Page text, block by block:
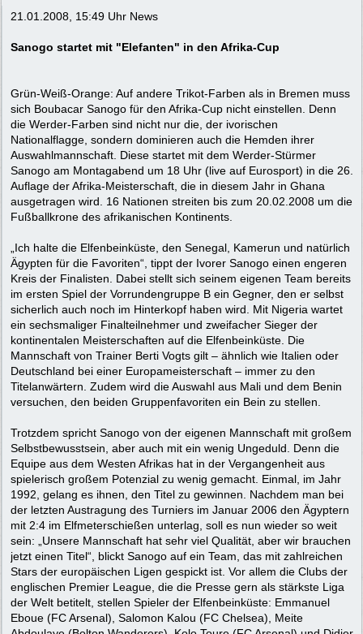
21.01.2008, 15:49 Uhr News
Sanogo startet mit "Elefanten" in den Afrika-Cup
Grün-Weiß-Orange: Auf andere Trikot-Farben als in Bremen muss
sich Boubacar Sanogo für den Afrika-Cup nicht einstellen. Denn
die Werder-Farben sind nicht nur die, der ivorischen
Nationalflagge, sondern dominieren auch die Hemden ihrer
Auswahlmannschaft. Diese startet mit dem Werder-Stürmer
Sanogo am Montagabend um 18 Uhr (live auf Eurosport) in die 26.
Auflage der Afrika-Meisterschaft, die in diesem Jahr in Ghana
ausgetragen wird. 16 Nationen streiten bis zum 20.02.2008 um die
Fußballkrone des afrikanischen Kontinents.
„Ich halte die Elfenbeinküste, den Senegal, Kamerun und natürlich
Ägypten für die Favoriten“, tippt der Ivorer Sanogo einen engeren
Kreis der Finalisten. Dabei stellt sich seinem eigenen Team bereits
im ersten Spiel der Vorrundengruppe B ein Gegner, den er selbst
sicherlich auch noch im Hinterkopf haben wird. Mit Nigeria wartet
ein sechsmaliger Finalteilnehmer und zweifacher Sieger der
kontinentalen Meisterschaften auf die Elfenbeinküste. Die
Mannschaft von Trainer Berti Vogts gilt – ähnlich wie Italien oder
Deutschland bei einer Europameisterschaft – immer zu den
Titelanwärtern. Zudem wird die Auswahl aus Mali und dem Benin
versuchen, den beiden Gruppenfavoriten ein Bein zu stellen.
Trotzdem spricht Sanogo von der eigenen Mannschaft mit großem
Selbstbewusstsein, aber auch mit ein wenig Ungeduld. Denn die
Equipe aus dem Westen Afrikas hat in der Vergangenheit aus
spielerisch großem Potenzial zu wenig gemacht. Einmal, im Jahr
1992, gelang es ihnen, den Titel zu gewinnen. Nachdem man bei
der letzten Austragung des Turniers im Januar 2006 den Ägyptern
mit 2:4 im Elfmeterschießen unterlag, soll es nun wieder so weit
sein: „Unsere Mannschaft hat sehr viel Qualität, aber wir brauchen
jetzt einen Titel“, blickt Sanogo auf ein Team, das mit zahlreichen
Stars der europäischen Ligen gespickt ist. Vor allem die Clubs der
englischen Premier League, die die Presse gern als stärkste Liga
der Welt betitelt, stellen Spieler der Elfenbeinküste: Emmanuel
Eboue (FC Arsenal), Salomon Kalou (FC Chelsea), Meite